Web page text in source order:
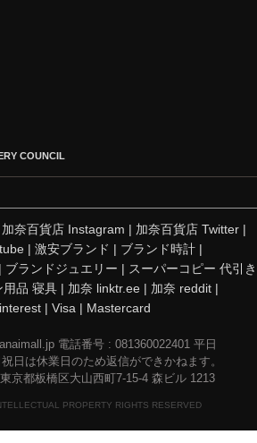
COUNCIL
加奈百貨店 Instagram | 加奈百貨店 Twitter|
| 激安ブランド | ブランド時計 |
| ブランドジュエリー | スーパーコピー 代引き
用品 寝具| 加奈 linktr.ee| 加奈 reddit|
| Visa | Mastercard
電話番号 : 081360022401 平日
日は休業日のため返信ができかねます。
京都板橋区大山西町7-15-4 森ビル 1213
PROPERTY RIGHTS RESERVED